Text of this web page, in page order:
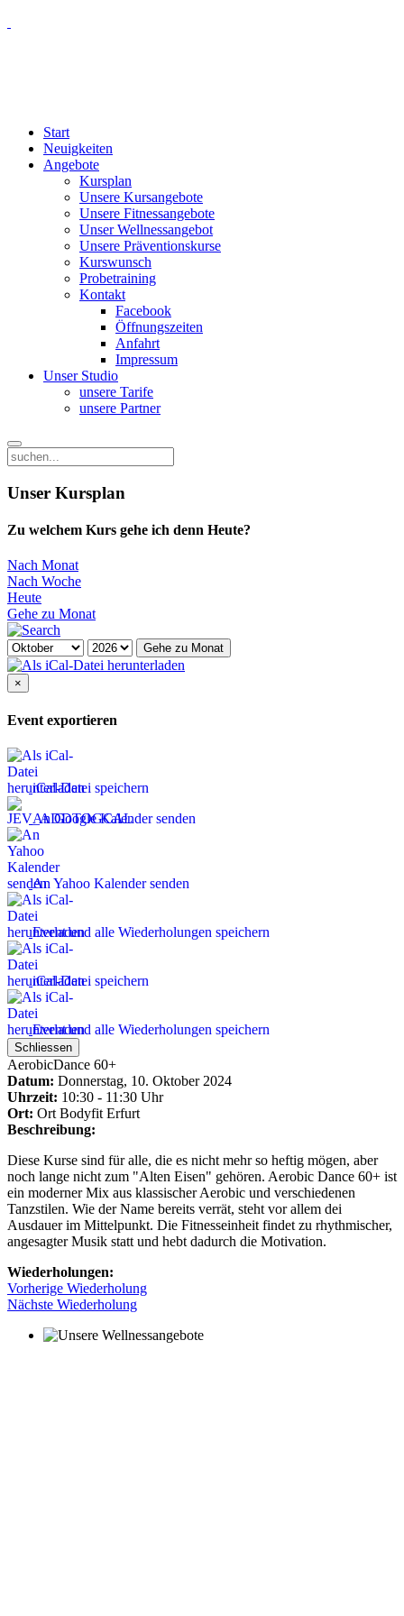
Start
Neuigkeiten
Angebote
Kursplan
Unsere Kursangebote
Unsere Fitnessangebote
Unser Wellnessangebot
Unsere Präventionskurse
Kurswunsch
Probetraining
Kontakt
Facebook
Öffnungszeiten
Anfahrt
Impressum
Unser Studio
unsere Tarife
unsere Partner
Unser Kursplan
Zu welchem Kurs gehe ich denn Heute?
Nach Monat
Nach Woche
Heute
Gehe zu Monat
Gehe zu Monat
×
Event exportieren
iCal-Datei speichern
An Google Kalender senden
An Yahoo Kalender senden
Event und alle Wiederholungen speichern
iCal-Datei speichern
Event und alle Wiederholungen speichern
Schliessen
AerobicDance 60+
Datum: Donnerstag, 10. Oktober 2024
Uhrzeit: 10:30 - 11:30 Uhr
Ort: Ort Bodyfit Erfurt
Beschreibung:
Diese Kurse sind für alle, die es nicht mehr so heftig mögen, aber
noch lange nicht zum "Alten Eisen" gehören. Aerobic Dance 60+ ist
ein moderner Mix aus klassischer Aerobic und verschiedenen
Tanzstilen. Wie der Name bereits verrät, steht vor allem dei
Ausdauer im Mittelpunkt. Die Fitnesseinheit findet zu rhythmischer,
angesagter Musik statt und hebt dadurch die Motivation.
Wiederholungen:
Vorherige Wiederholung
Nächste Wiederholung